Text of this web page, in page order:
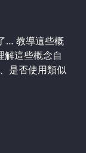
… 教導這些概
解這些概念自
是否使用類似